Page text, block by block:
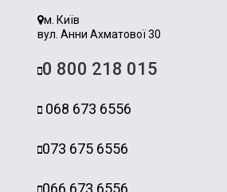
м. Київ
вул. Анни Ахматової 30
0 800 218 015
068 673 6556
073 675 6556